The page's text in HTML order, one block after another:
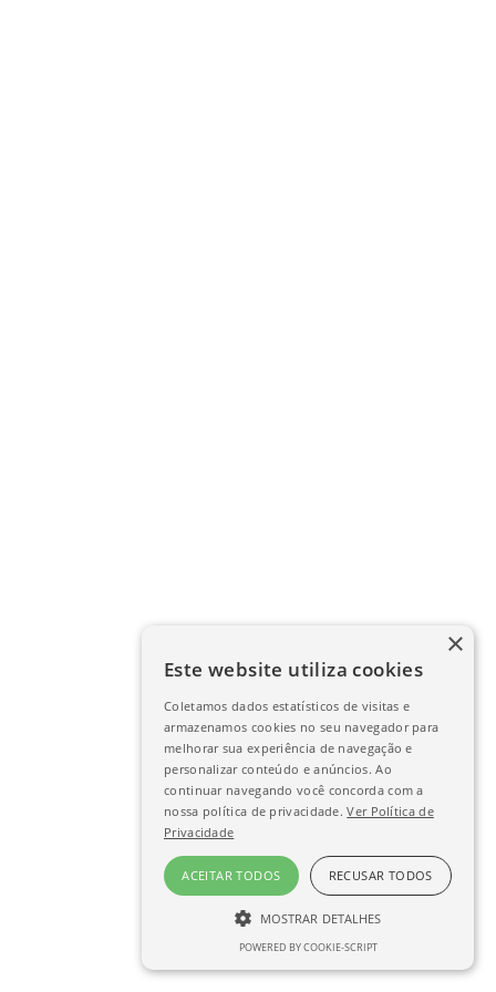
Este website utiliza cookies
Coletamos dados estatísticos de visitas e
armazenamos cookies no seu navegador para
melhorar sua experiência de navegação e
personalizar conteúdo e anúncios. Ao
continuar navegando você concorda com a
nossa política de privacidade.Ver Política de
Privacidade
ACEITAR TODOS RECUSAR TODOS
MOSTRAR DETALHES
ESTRITAMENTE NECESSÁRIO
POWERED BY COOKIE-SCRIPT
×